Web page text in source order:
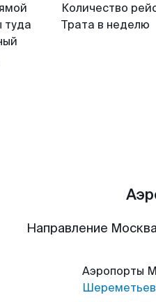
туда
Количество
Трата в неделю
Направление
Аэропорты